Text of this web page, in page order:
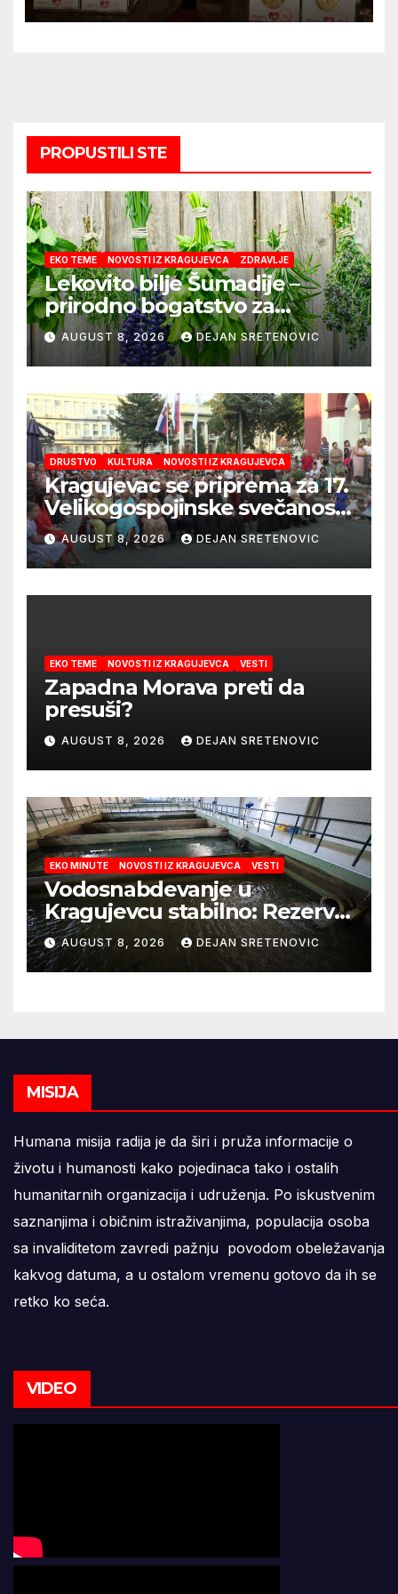
PROPUSTILI STE
EKO TEME NOVOSTI IZ KRAGUJEVCA ZDRAVLJE
Lekovito bilje Šumadije –
prirodno bogatstvo za
zdravlje i domaće čajeve
AUGUST 8, 2026 DEJAN SRETENOVIC
DRUSTVO KULTURA NOVOSTI IZ KRAGUJEVCA
Kragujevac se priprema za 17.
Velikogospojinske svečanosti
koje počinju 27. avgusta!
AUGUST 8, 2026 DEJAN SRETENOVIC
EKO TEME NOVOSTI IZ KRAGUJEVCA VESTI
Zapadna Morava preti da
presuši?
AUGUST 8, 2026 DEJAN SRETENOVIC
EKO MINUTE NOVOSTI IZ KRAGUJEVCA VESTI
Vodosnabdevanje u
Kragujevcu stabilno: Rezerve
vode za godinu dana
AUGUST 8, 2026 DEJAN SRETENOVIC
MISIJA
Humana misija radija je da širi i pruža informacije o
životu i humanosti kako pojedinaca tako i ostalih
humanitarnih organizacija i udruženja. Po iskustvenim
saznanjima i običnim istraživanjima, populacija osoba
sa invaliditetom zavredi pažnju povodom obeležavanja
kakvog datuma, a u ostalom vremenu gotovo da ih se
retko ko seća.
VIDEO